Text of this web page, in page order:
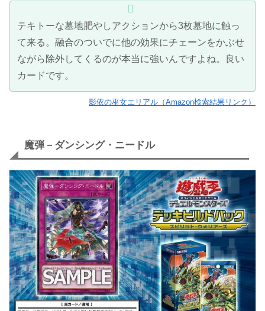
テキトーな墓地肥やしアクションから3枚墓地に触っ
て来る。融合のついでに他の効果にチェーンをかぶせ
ながら除外してくるのが本当に強いんですよね。良い
カードです。
影依の巫女エリアル（Amazon検索結果リンク）
魔弾－ダンシング・ニードル